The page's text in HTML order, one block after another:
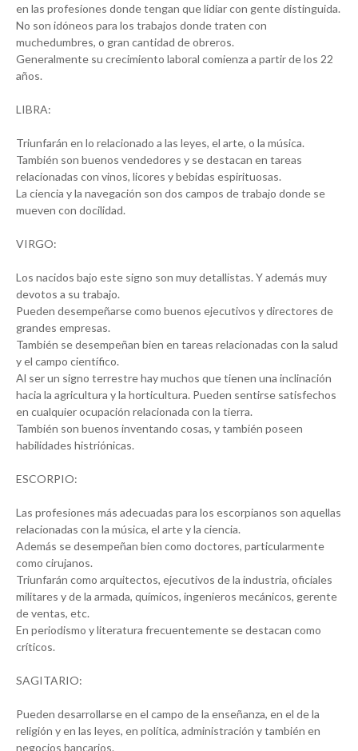
en las profesiones donde tengan que lidiar con gente distinguida.
No son idóneos para los trabajos donde traten con
muchedumbres, o gran cantidad de obreros.
Generalmente su crecimiento laboral comienza a partir de los 22
años.
LIBRA:
Triunfarán en lo relacionado a las leyes, el arte, o la música.
También son buenos vendedores y se destacan en tareas
relacionadas con vinos, licores y bebidas espirituosas.
La ciencia y la navegación son dos campos de trabajo donde se
mueven con docilidad.
VIRGO:
Los nacidos bajo este signo son muy detallistas. Y además muy
devotos a su trabajo.
Pueden desempeñarse como buenos ejecutivos y directores de
grandes empresas.
También se desempeñan bien en tareas relacionadas con la salud
y el campo científico.
Al ser un signo terrestre hay muchos que tienen una inclinación
hacia la agricultura y la horticultura. Pueden sentirse satisfechos
en cualquier ocupación relacionada con la tierra.
También son buenos inventando cosas, y también poseen
habilidades histriónicas.
ESCORPIO:
Las profesiones más adecuadas para los escorpianos son aquellas
relacionadas con la música, el arte y la ciencia.
Además se desempeñan bien como doctores, particularmente
como cirujanos.
Triunfarán como arquitectos, ejecutivos de la industria, oficiales
militares y de la armada, químicos, ingenieros mecánicos, gerente
de ventas, etc.
En periodismo y literatura frecuentemente se destacan como
críticos.
SAGITARIO:
Pueden desarrollarse en el campo de la enseñanza, en el de la
religión y en las leyes, en política, administración y también en
negocios bancarios.